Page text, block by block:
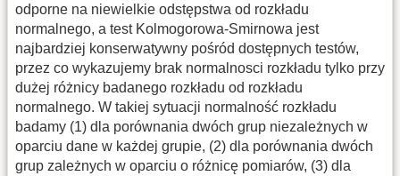
odporne na niewielkie odstępstwa od rozkładu
normalnego, a test Kolmogorowa-Smirnowa jest
najbardziej konserwatywny pośród dostępnych testów,
przez co wykazujemy brak normalnosci rozkładu tylko przy
dużej różnicy badanego rozkładu od rozkładu
normalnego. W takiej sytuacji normalność rozkładu
badamy (1) dla porównania dwóch grup niezależnych w
oparciu dane w każdej grupie, (2) dla porównania dwóch
grup zależnych w oparciu o różnicę pomiarów, (3) dla